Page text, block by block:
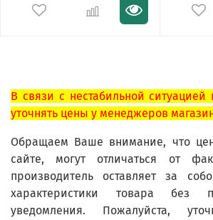
В связи с нестабильной
уточнять цены у менеджеров
Обращаем Ваше внимание, что
сайте, могут отличаться от
производитель оставляет за
характеристики товара без
уведомления. Пожалуйста,